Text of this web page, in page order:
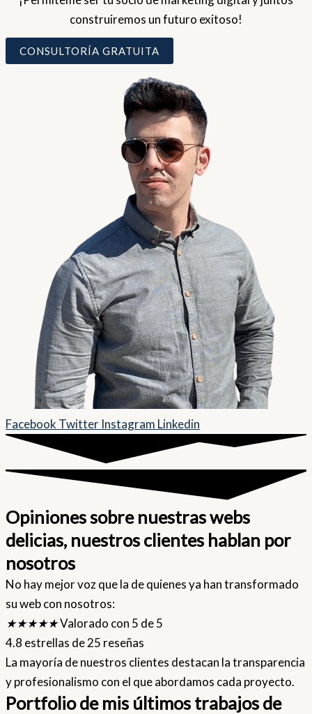
construiremos un futuro exitoso!
CONSULTORÍA GRATUITA
Facebook Twitter Instagram Linkedin
Opiniones sobre nuestras webs
delicias, nuestros clientes hablan por
nosotros
No hay mejor voz que la de quienes ya han transformado
su web con nosotros:
★★★★★Valorado con 5 de 5
4.8 estrellas de 25 reseñas
La mayoría de nuestros clientes destacan la transparencia
y profesionalismo con el que abordamos cada proyecto.
Portfolio de mis últimos trabajos de